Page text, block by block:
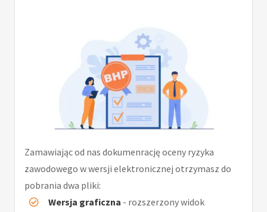
Zamawiając od nas dokumenrację oceny ryzyka
zawodowego w wersji elektronicznej otrzymasz do
pobrania dwa pliki:
Wersja graficzna - rozszerzony widok